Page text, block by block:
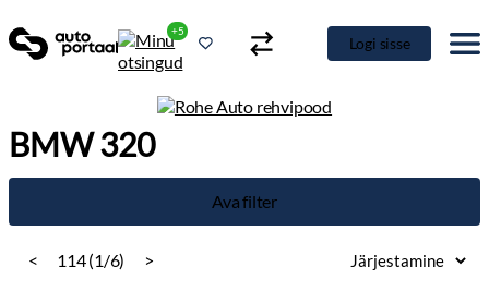
+5
Logi sisse
BMW 320
Ava filter
< 114 (1/6) >